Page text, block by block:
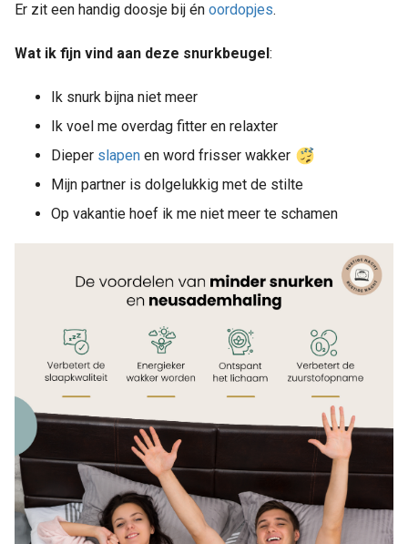
Er zit een handig doosje bij én oordopjes.
Wat ik fijn vind aan deze snurkbeugel :
Ik snurk bijna niet meer
Ik voel me overdag fitter en relaxter
Dieper slapen en word frisser wakker
Mijn partner is dolgelukkig met de stilte
Op vakantie hoef ik me niet meer te schamen